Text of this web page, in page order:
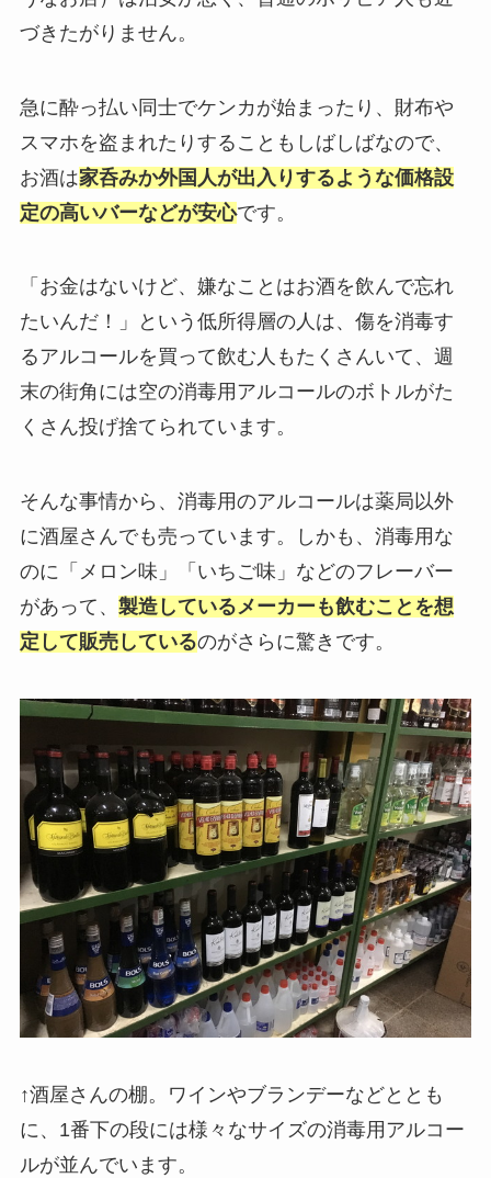
づきたがりません。
急に酔っ払い同士でケンカが始まったり、財布や
スマホを盗まれたりすることもしばしばなので、
お酒は家呑みか外国人が出入りするような価格設
定の高いバーなどが安心です。
「お金はないけど、嫌なことはお酒を飲んで忘れ
たいんだ！」という低所得層の人は、傷を消毒す
るアルコールを買って飲む人もたくさんいて、週
末の街角には空の消毒用アルコールのボトルがた
くさん投げ捨てられています。
そんな事情から、消毒用のアルコールは薬局以外
に酒屋さんでも売っています。しかも、消毒用な
のに「メロン味」「いちご味」などのフレーバー
があって、 製造しているメーカーも飲むことを想
定して販売しているのがさらに驚きです。
↑酒屋さんの棚。ワインやブランデーなどととも
に、1番下の段には様々なサイズの消毒用アルコー
ルが並んでいます。